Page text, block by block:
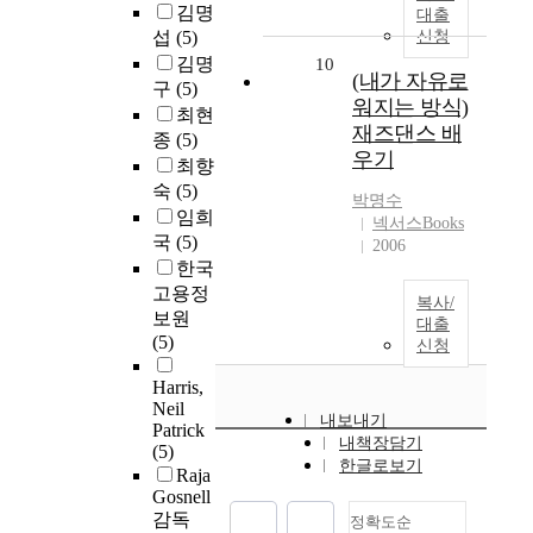
김명
섭 (5)
김명
구 (5)
최현
종 (5)
최향
숙 (5)
임희
국 (5)
한국
고용정
보원
(5)
Harris,
Neil
Patrick
(5)
Raja
Gosnell
감독
대출
신청
10
(내가 자유로
워지는 방식)
재즈댄스 배
우기
박명수
넥서스Books
2006
복사/
대출
신청
내보내기
내책장담기
한글로보기
정확도순